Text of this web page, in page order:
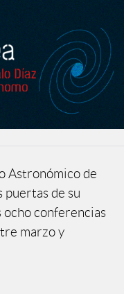
Astronómico de
puertas de su
conferencias
marzo y